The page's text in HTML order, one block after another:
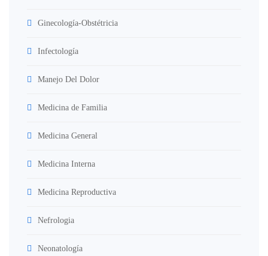
Ginecología-Obstétricia
Infectología
Manejo Del Dolor
Medicina de Familia
Medicina General
Medicina Interna
Medicina Reproductiva
Nefrologia
Neonatología